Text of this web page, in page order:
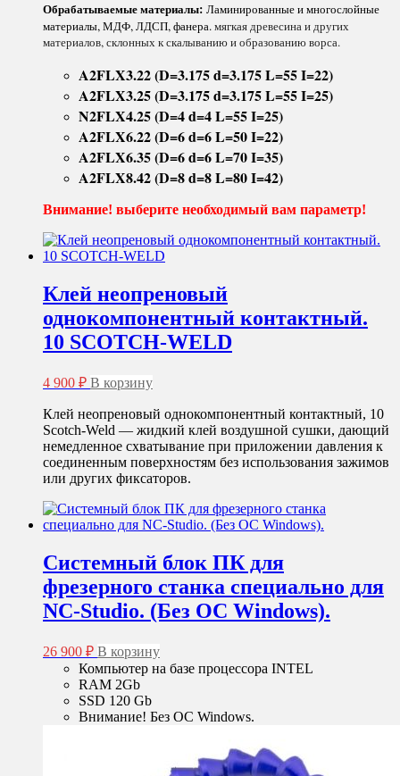
400 ₽
можно
выбрать
на
товара.
Обрабатываемые материалы: Ламинированные и многослойные
материалы, МДФ, ЛДСП, фанера.мягкая древесина и других
материалов, склонных к скалыванию и образованию ворса.
A2FLX3.22 (D=3.175 d=3.175 L=55 I=22)
A2FLX3.25 (D=3.175 d=3.175 L=55 I=25)
N2FLX4.25 (D=4 d=4 L=55 I=25)
A2FLX6.22 (D=6 d=6 L=50 I=22)
A2FLX6.35 (D=6 d=6 L=70 I=35)
A2FLX8.42 (D=8 d=8 L=80 I=42)
Внимание! выберите необходимый вам параметр!
Клей неопреновый
однокомпонентный контактный.
10 SCOTCH-WELD
4 900 ₽ В корзину
Клей неопреновый однокомпонентный контактный, 10
Scotch-Weld — жидкий клей воздушной сушки, дающий
немедленное схватывание при приложении давления к
соединенным поверхностям без использования зажимов
или других фиксаторов.
Системный блок ПК для
фрезерного станка специально для
NC-Studio. (Без ОС Windows).
26 900 ₽ В корзину
Компьютер на базе процессора INTEL
RAM 2Gb
SSD 120 Gb
Внимание! Без ОС Windows.